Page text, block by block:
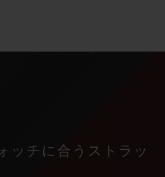
ッチに合うストラッ